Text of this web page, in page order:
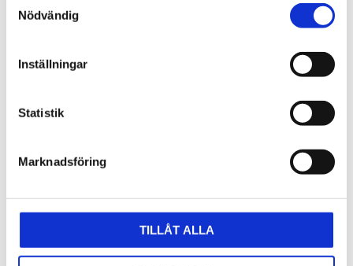
Nödvändig
Inställningar
Statistik
Marknadsföring
TILLÅT ALLA
Lyftgummin
0kr
Mercedes/MAN
Specialverktyg
0kr